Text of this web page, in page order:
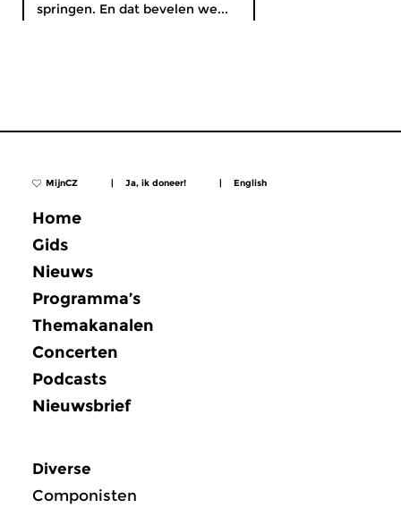
springen. En dat bevelen we...
MijnCZ | Ja, ik doneer! | English
Home
Gids
Nieuws
Programma’s
Themakanalen
Concerten
Podcasts
Nieuwsbrief
Diverse
Componisten